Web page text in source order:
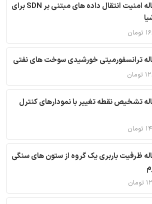
ترجمه مقاله امنیت انتقال داده های مبتنی بر SDN برای
ترانسفورمیتی خورشیدی سوخت های نفتی
تشخیص نقطه تغییر با نمودارهای کنترل
ظرفیت باربری یک گروه از ستون های سنگی